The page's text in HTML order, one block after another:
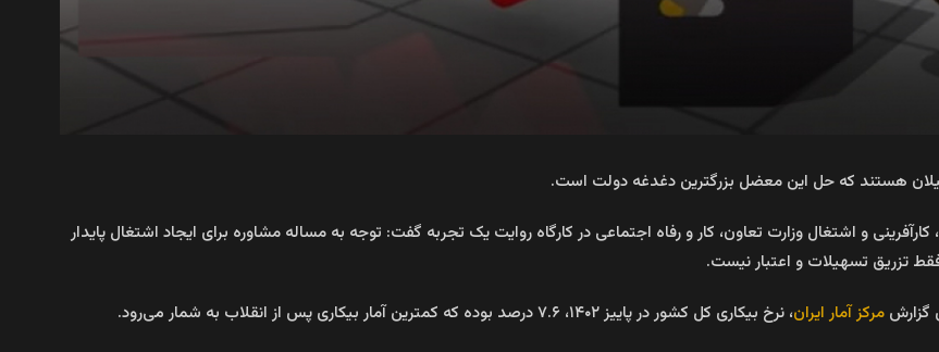
و اشتغال وزارت تعاون، کار و رفاه اجتماعی در کارگاه روایت یک تجربه گفت: توجه به مساله مشاوره برای ایجاد اشتغال پایدار
تزریق تسهیلات و اعتبار نیست.
گزارش مرکز آمار ایران، نرخ بیکاری کل کشور در پاییز ۱۴۰۲، ۷.۶ درصد بوده که کمترین آمار بیکاری پس از انقلاب به شمار می‌رود.